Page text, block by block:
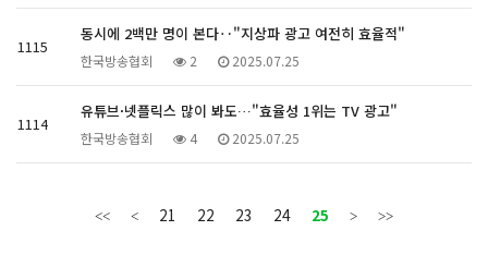
1115
동시에 2백만 명이 본다‥"지상파 광고 여전히 효율적"
한국방송협회 2 2025.07.25
1114
유튜브·넷플릭스 많이 봐도…"효율성 1위는 TV 광고"
한국방송협회 4 2025.07.25
21 22 23 24 25